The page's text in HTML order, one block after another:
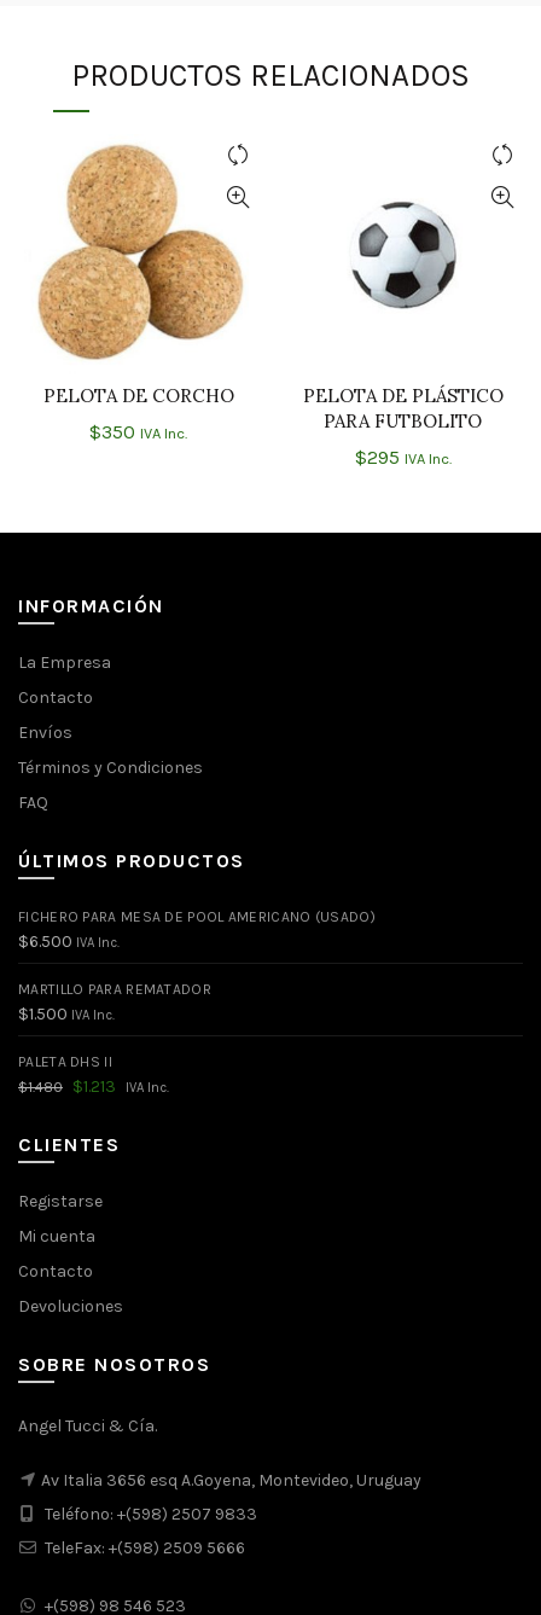
PRODUCTOS RELACIONADOS
AÑADIR AL CARRITO
PELOTA DE CORCHO
$350 IVA Inc.
AÑADIR AL CARRITO
PELOTA DE PLÁSTICO
PARA FUTBOLITO
$295 IVA Inc.
INFORMACIÓN
La Empresa
Contacto
Envíos
Términos y Condiciones
FAQ
ÚLTIMOS PRODUCTOS
FICHERO PARA MESA DE POOL AMERICANO (USADO)
$6.500 IVA Inc.
MARTILLO PARA REMATADOR
$1.500 IVA Inc.
PALETA DHS II
$1.480
El
era:
$1.480.
$1.213 El
IVA Inc.
CLIENTES
Registarse
Mi cuenta
Contacto
Devoluciones
SOBRE NOSOTROS
Angel Tucci & Cía.
Av Italia 3656 esq A.Goyena, Montevideo, Uruguay
Teléfono: +(598) 2507 9833
TeleFax: +(598) 2509 5666
+(598) 98 546 523